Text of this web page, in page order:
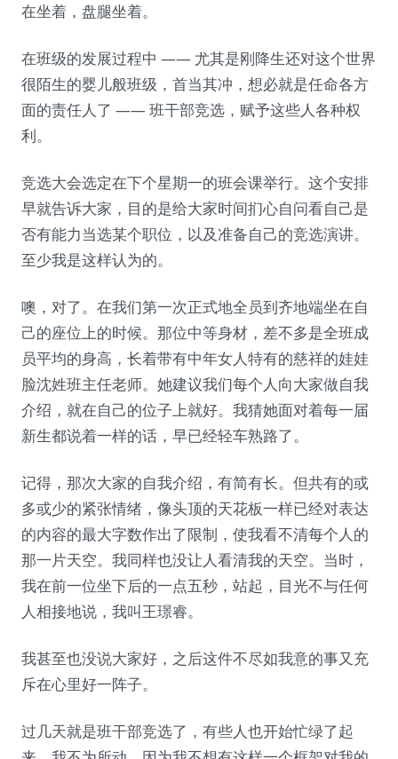
在坐着，盘腿坐着。
在班级的发展过程中 —— 尤其是刚降生还对这个世界
很陌生的婴儿般班级，首当其冲，想必就是任命各方
面的责任人了 —— 班干部竞选，赋予这些人各种权
利。
竞选大会选定在下个星期一的班会课举行。这个安排
早就告诉大家，目的是给大家时间扪心自问看自己是
否有能力当选某个职位，以及准备自己的竞选演讲。
至少我是这样认为的。
噢，对了。在我们第一次正式地全员到齐地端坐在自
己的座位上的时候。那位中等身材，差不多是全班成
员平均的身高，长着带有中年女人特有的慈祥的娃娃
脸沈姓班主任老师。她建议我们每个人向大家做自我
介绍，就在自己的位子上就好。我猜她面对着每一届
新生都说着一样的话，早已经轻车熟路了。
记得，那次大家的自我介绍，有简有长。但共有的或
多或少的紧张情绪，像头顶的天花板一样已经对表达
的内容的最大字数作出了限制，使我看不清每个人的
那一片天空。我同样也没让人看清我的天空。当时，
我在前一位坐下后的一点五秒，站起，目光不与任何
人相接地说，我叫王璟睿。
我甚至也没说大家好，之后这件不尽如我意的事又充
斥在心里好一阵子。
过几天就是班干部竞选了，有些人也开始忙绿了起